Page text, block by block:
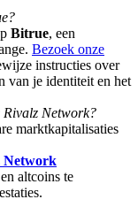
Bitrue, een
Bezoek onze
instructies over
van je identiteit en het
Rivalz Network?
marktkapitalisaties
Network
altcoins te